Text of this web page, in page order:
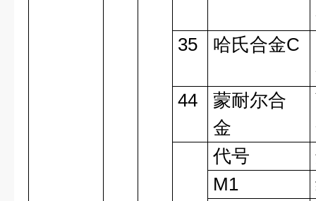
35
哈氏合金C
44
蒙耐尔合
金
代号
M1